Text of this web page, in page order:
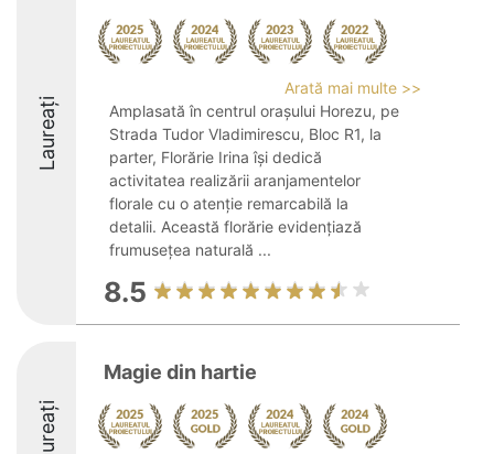
Laureați
Arată mai multe >>
Amplasată în centrul orașului Horezu, pe
Strada Tudor Vladimirescu, Bloc R1, la
parter, Florărie Irina își dedică
activitatea realizării aranjamentelor
florale cu o atenție remarcabilă la
detalii. Această florărie evidențiază
frumusețea naturală ...
8.5
Laureați
Magie din hartie